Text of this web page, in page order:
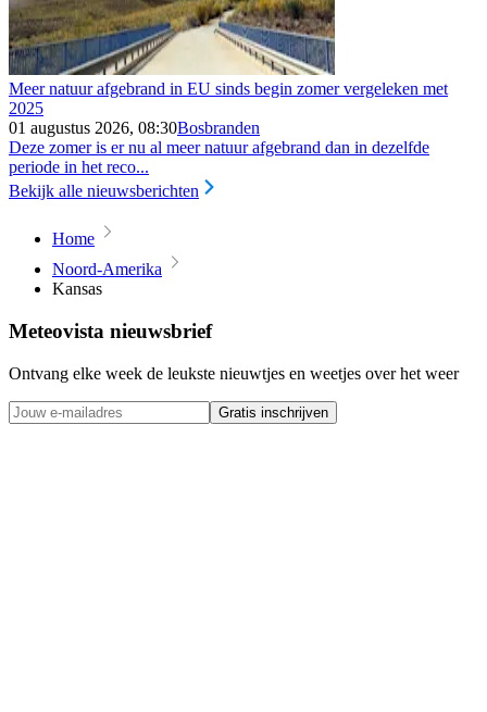
Meer natuur afgebrand in EU sinds begin zomer vergeleken met
2025
01 augustus 2026, 08:30Bosbranden
Deze zomer is er nu al meer natuur afgebrand dan in dezelfde
periode in het reco...
Bekijk alle nieuwsberichten
Home
Noord-Amerika
Kansas
Meteovista nieuwsbrief
Ontvang elke week de leukste nieuwtjes en weetjes over het weer
Gratis inschrijven